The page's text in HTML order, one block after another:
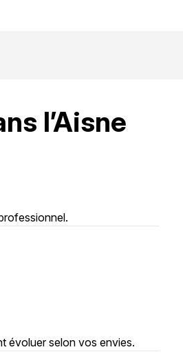
l’Aisne
évoluer selon vos envies.